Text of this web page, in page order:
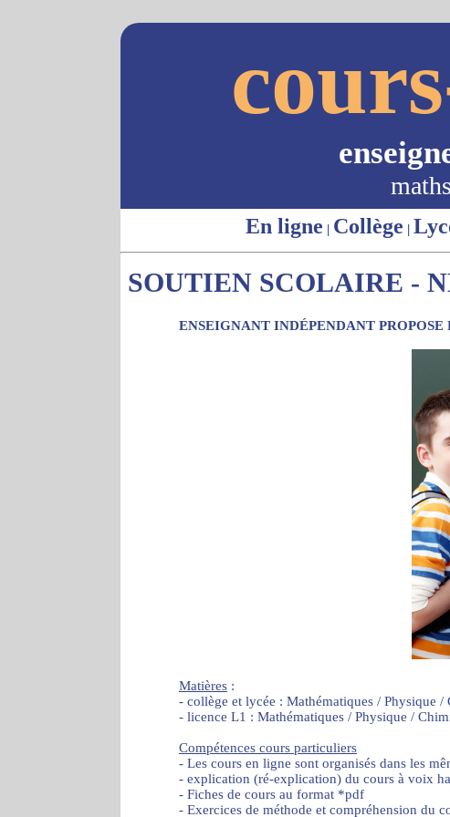
En ligne | Collège |
SOUTIEN SCOLAIRE -
ENSEIGNANT INDÉPENDANT
Matières :
- collège et lycée : Mathématiques / Physique
- licence L1 : Mathématiques / Physique /
Compétences cours particuliers
- Les cours en ligne sont organisés dans les
- explication (ré-explication) du cours à voix
- Fiches de cours au format *pdf
- Exercices de méthode et compréhension du